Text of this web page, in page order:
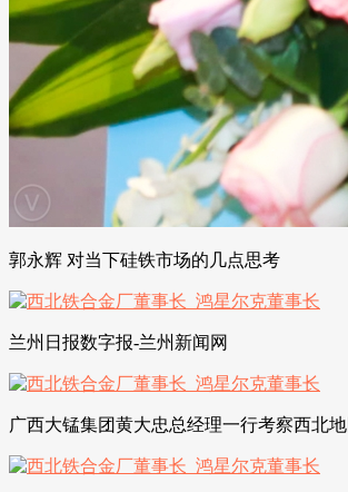
郭永辉 对当下硅铁市场的几点思考
兰州日报数字报-兰州新闻网
广西大锰集团黄大忠总经理一行考察西北